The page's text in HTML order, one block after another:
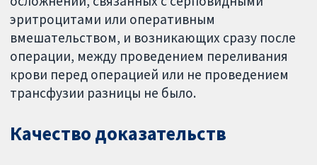
эритроцитами или оперативным
вмешательством, и возникающих сразу после
операции, между проведением переливания
крови перед операцией или не проведением
трансфузии разницы не было.
Качество доказательств